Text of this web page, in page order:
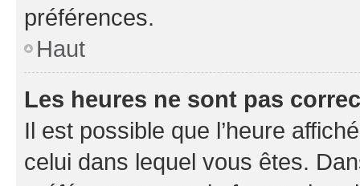
préférences.
Haut
Les heures ne sont pas
Il est possible que l’heure
celui dans lequel vous êtes.